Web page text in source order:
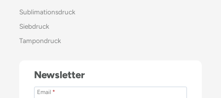
Sublimationsdruck
Siebdruck
Tampondruck
Newsletter
Email *